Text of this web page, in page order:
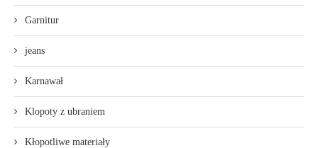
Garnitur
jeans
Karnawał
Klopoty z ubraniem
Kłopotliwe materiały